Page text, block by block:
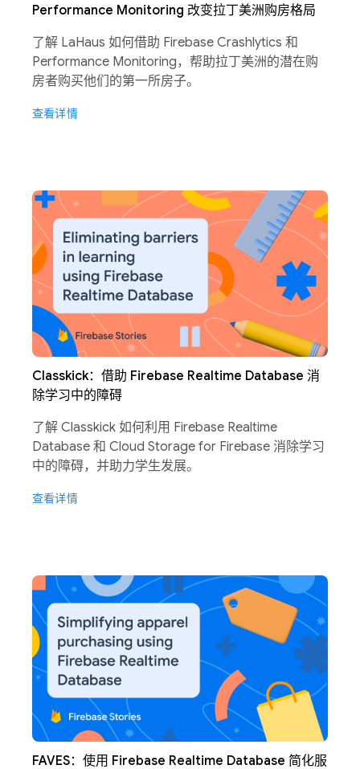
Performance Monitoring 改变拉丁美洲购房格局
了解 LaHaus 如何借助 Firebase Crashlytics 和
Performance Monitoring，帮助拉丁美洲的潜在购
房者购买他们的第一所房子。
查看详情
Classkick：借助 Firebase Realtime Database 消
除学习中的障碍
了解 Classkick 如何利用 Firebase Realtime
Database 和 Cloud Storage for Firebase 消除学习
中的障碍，并助力学生发展。
查看详情
FAVES：使用 Firebase Realtime Database 简化服